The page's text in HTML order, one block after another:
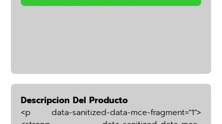
Descripcion Del Producto
<p data-sanitized-data-mce-fragment="1">